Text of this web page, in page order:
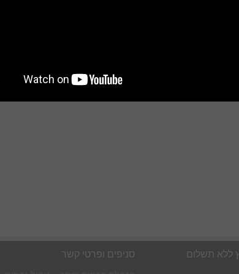
מסחריים, דירות יוקרה, שטחים מסחריים,
סניפים ופרטי קשר ללא תשלום